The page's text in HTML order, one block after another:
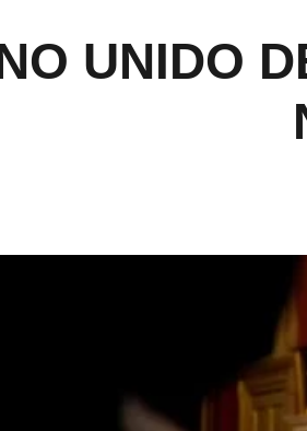
UNIDO